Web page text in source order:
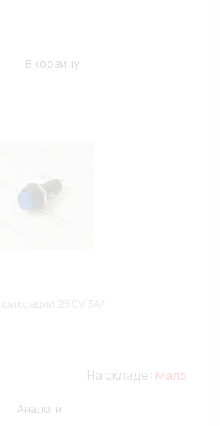
В корзину
На складе: Мало
Аналоги